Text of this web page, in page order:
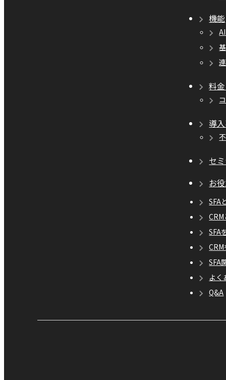
機能
料
導
セ
お
SFA
SFA
SFA
よく
Q&A